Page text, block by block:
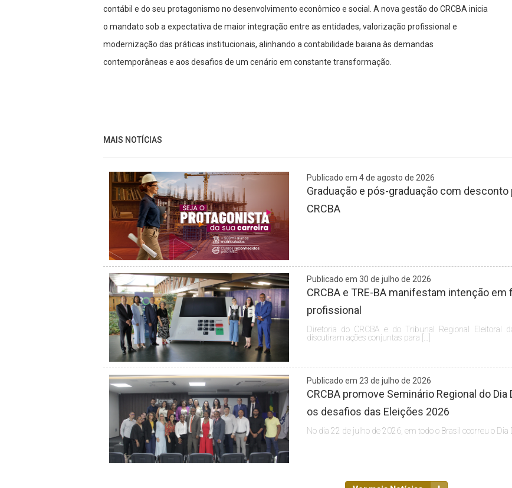
contábil e do seu protagonismo no desenvolvimento econômico e social. A nova gestão do CRCBA inicia
o mandato sob a expectativa de maior integração entre as entidades, valorização profissional e
modernização das práticas institucionais, alinhando a contabilidade baiana às demandas
contemporâneas e aos desafios de um cenário em constante transformação.
MAIS NOTÍCIAS
Publicado em 4 de agosto de 2026
Graduação e pós-graduação com
CRCBA
Publicado em 30 de julho de 2026
CRCBA e TRE-BA manifestam intenção
profissional
Diretoria do CRCBA e do Tribunal Regional
discutiram ações conjuntas para […]
Publicado em 23 de julho de 2026
CRCBA promove Seminário Regional do
os desafios das Eleições 2026
No dia 22 de julho de 2026, em todo o Brasil ocorreu o Dia